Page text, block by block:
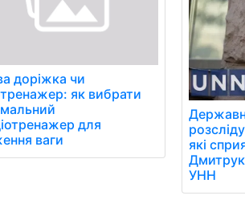
доріжка чи
як вибрати
для
ваги
які
УНН